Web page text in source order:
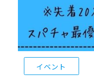
イベント